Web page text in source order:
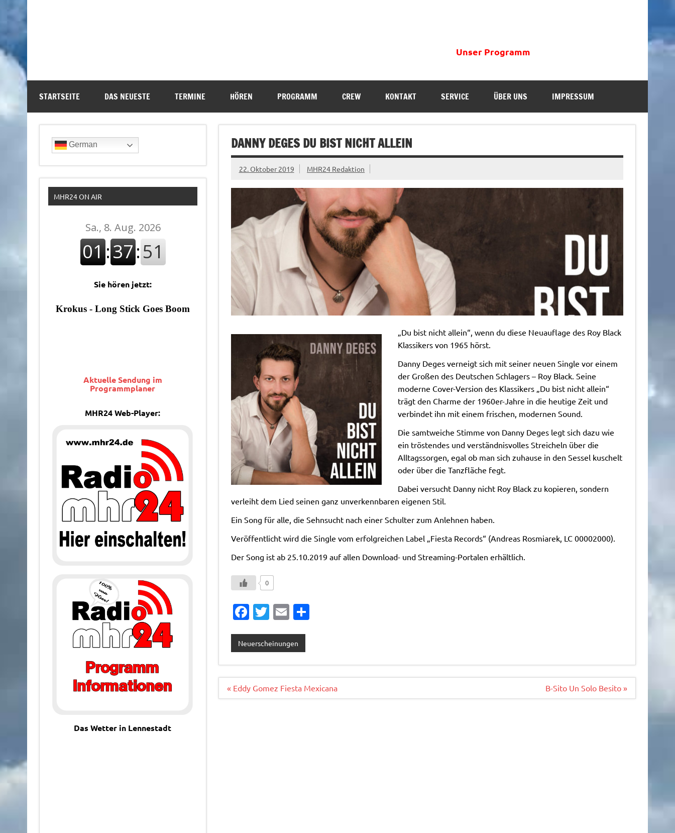
Unser Programm
STARTSEITE DAS NEUESTE TERMINE HÖREN PROGRAMM CREW KONTAKT SERVICE ÜBER UNS IMPRESSUM
DANNY DEGES DU BIST NICHT ALLEIN
22. Oktober 2019 MHR24 Redaktion
„Du bist nicht allein“, wenn du diese Neuauflage des Roy Black
Klassikers von 1965 hörst.
Danny Deges verneigt sich mit seiner neuen Single vor einem
der Großen des Deutschen Schlagers – Roy Black. Seine
moderne Cover-Version des Klassikers „Du bist nicht allein“
trägt den Charme der 1960er-Jahre in die heutige Zeit und
verbindet ihn mit einem frischen, modernen Sound.
Die samtweiche Stimme von Danny Deges legt sich dazu wie
ein tröstendes und verständnisvolles Streicheln über die
Alltagssorgen, egal ob man sich zuhause in den Sessel kuschelt
oder über die Tanzfläche fegt.
Dabei versucht Danny nicht Roy Black zu kopieren, sondern
verleiht dem Lied seinen ganz unverkennbaren eigenen Stil.
Ein Song für alle, die Sehnsucht nach einer Schulter zum Anlehnen haben.
Veröffentlicht wird die Single vom erfolgreichen Label „Fiesta Records“ (Andreas Rosmiarek, LC 00002000).
Der Song ist ab 25.10.2019 auf allen Download- und Streaming-Portalen erhältlich.
0
Fa
e
b
o
o
T
it
te
r
E
ai
l
T
n
Neuerscheinungen
Beitragsnavigation
« Eddy Gomez Fiesta Mexicana B-Sito Un Solo Besito »
German
MHR24 ON AIR
Sie hören jetzt:
Aktuelle Sendung im
Programmplaner
MHR24 Web-Player:
Das Wetter in Lennestadt